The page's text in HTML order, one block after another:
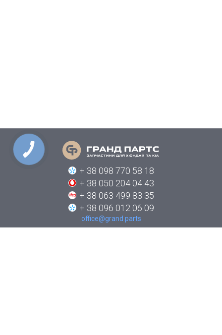
+ 38 098 770 58 18
+ 38 050 204 04 43
+ 38 063 499 83 35
+ 38 096 012 06 09
office@grand.parts
КНОПКА
СВЯЗИ